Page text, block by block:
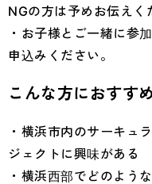
NGの方は予めお伝えく
・お子様とご一緒に参
申込みください。
こんな方におすすめ
・横浜市内のサーキュ
ジェクトに興味がある
・横浜西部でどのよう